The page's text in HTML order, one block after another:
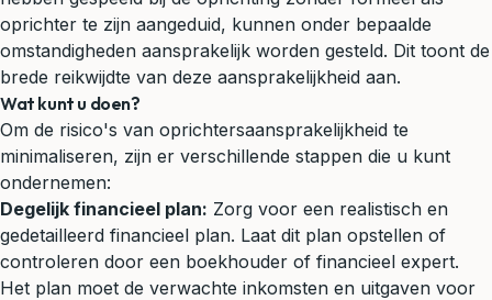
oprichter te zijn aangeduid, kunnen onder bepaalde
omstandigheden aansprakelijk worden gesteld. Dit toont de
brede reikwijdte van deze aansprakelijkheid aan.
Wat kunt u doen?
Om de risico's van oprichtersaansprakelijkheid te
minimaliseren, zijn er verschillende stappen die u kunt
ondernemen:
Degelijk financieel plan: Zorg voor een realistisch en
gedetailleerd financieel plan. Laat dit plan opstellen of
controleren door een boekhouder of financieel expert.
Het plan moet de verwachte inkomsten en uitgaven voor